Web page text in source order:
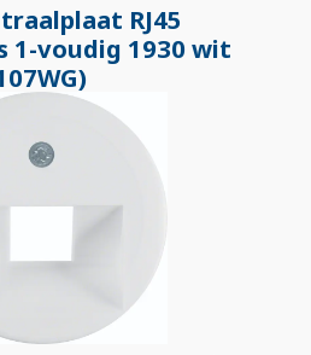
RJ45
1-voudig 1930 wit